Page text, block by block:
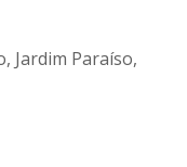
Jardim Paraíso,